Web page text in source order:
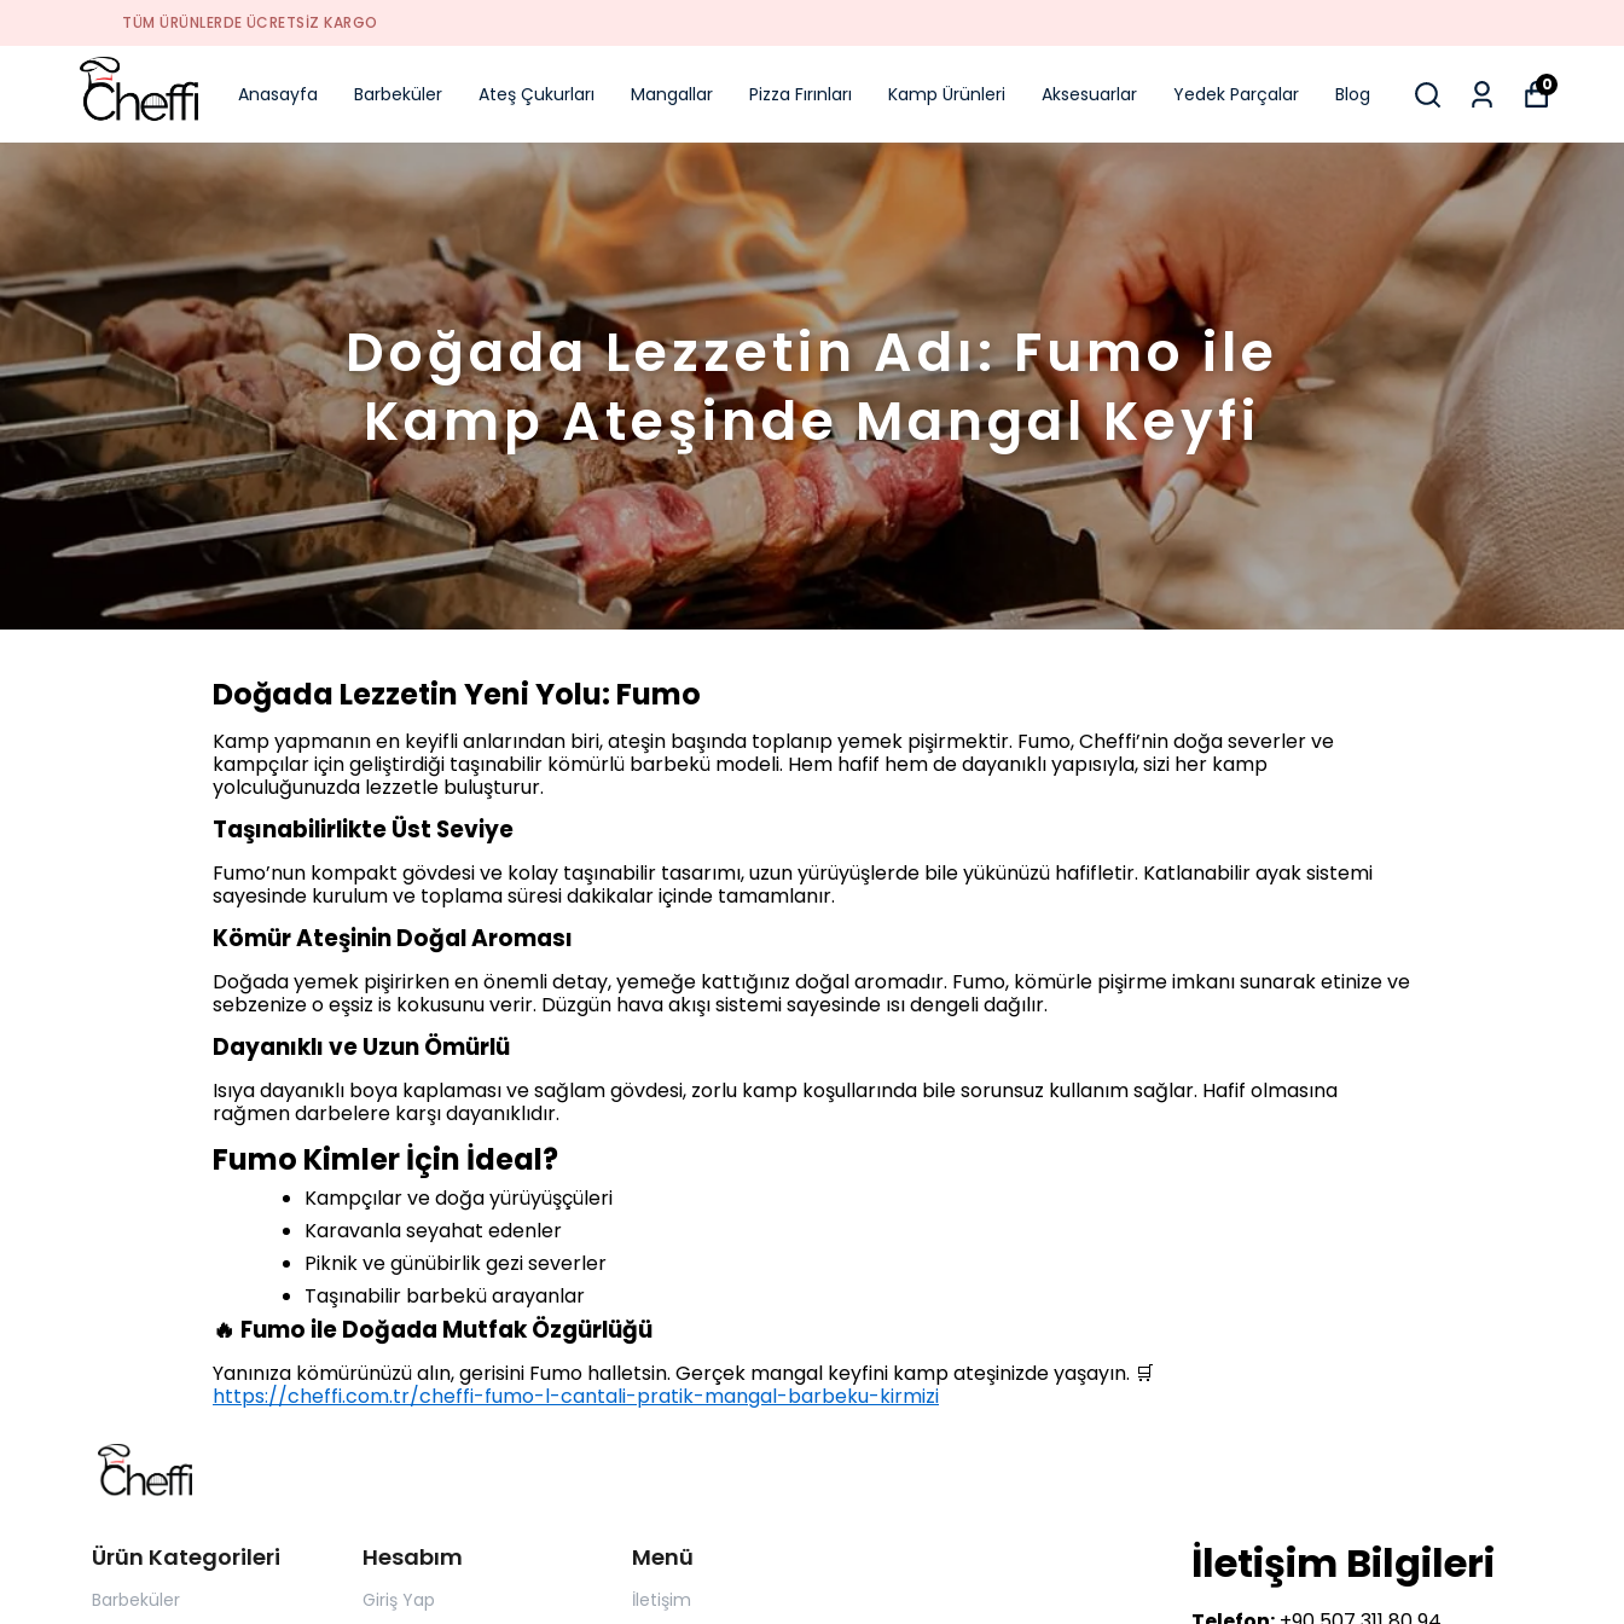
Anasayfa Barbeküler Ateş Çukurları Mangallar Pizza Fırınları Kamp Ürünleri Aksesuarlar Yedek Parçalar Blog 0
Doğada Lezzetin Adı: Fumo ile
Kamp Ateşinde Mangal Keyfi
Doğada Lezzetin Yeni Yolu: Fumo
Kamp yapmanın en keyifli anlarından biri, ateşin başında toplanıp yemek pişirmektir. Fumo, Cheffi’nin doğa severler ve
kampçılar için geliştirdiği taşınabilir kömürlü barbekü modeli. Hem hafif hem de dayanıklı yapısıyla, sizi her kamp
yolculuğunuzda lezzetle buluşturur.
Taşınabilirlikte Üst Seviye
Fumo’nun kompakt gövdesi ve kolay taşınabilir tasarımı, uzun yürüyüşlerde bile yükünüzü hafifletir. Katlanabilir ayak sistemi
sayesinde kurulum ve toplama süresi dakikalar içinde tamamlanır.
Kömür Ateşinin Doğal Aroması
Doğada yemek pişirirken en önemli detay, yemeğe kattığınız doğal aromadır. Fumo, kömürle pişirme imkanı sunarak etinize ve
sebzenize o eşsiz is kokusunu verir. Düzgün hava akışı sistemi sayesinde ısı dengeli dağılır.
Dayanıklı ve Uzun Ömürlü
Isıya dayanıklı boya kaplaması ve sağlam gövdesi, zorlu kamp koşullarında bile sorunsuz kullanım sağlar. Hafif olmasına
rağmen darbelere karşı dayanıklıdır.
Fumo Kimler İçin İdeal?
Kampçılar ve doğa yürüyüşçüleri
Karavanla seyahat edenler
Piknik ve günübirlik gezi severler
Taşınabilir barbekü arayanlar
🔥 Fumo ile Doğada Mutfak Özgürlüğü
Yanınıza kömürünüzü alın, gerisini Fumo halletsin. Gerçek mangal keyfini kamp ateşinizde yaşayın. 🛒
https://cheffi.com.tr/cheffi-fumo-l-cantali-pratik-mangal-barbeku-kirmizi
Ürün Kategorileri
Barbeküler
Hesabım
Giriş Yap
Menü
İletişim
İletişim Bilgileri